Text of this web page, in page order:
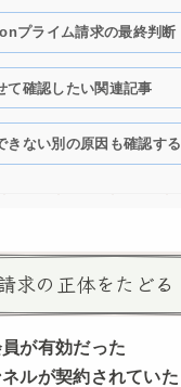
プライム請求の最終判断
て確認したい関連記事
きない別の原因も確認する
求の正体をたどる
が有効だった
ルが契約されていた